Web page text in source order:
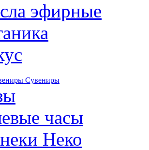
эфирные
Сувениры
часы
Неко